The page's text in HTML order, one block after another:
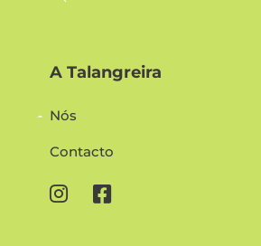
A Talangreira
Nós
Contacto
 